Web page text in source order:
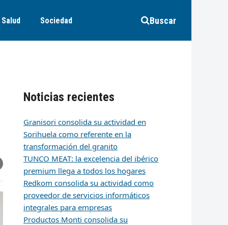
Salud Sociedad Buscar
Noticias recientes
Granisori consolida su actividad en
Sorihuela como referente en la
transformación del granito
TUNCO MEAT: la excelencia del ibérico
premium llega a todos los hogares
Redkom consolida su actividad como
proveedor de servicios informáticos
integrales para empresas
Productos Monti consolida su